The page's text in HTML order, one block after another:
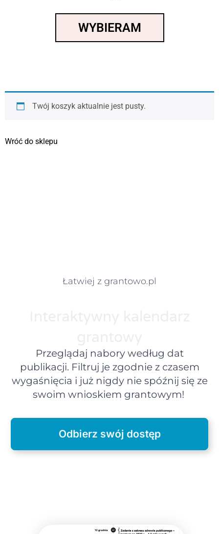
WYBIERAM
Twój koszyk aktualnie jest pusty.
Wróć do sklepu
Łatwiej z grantowo.pl
Przeglądaj nabory według dat
publikacji. Filtruj je zgodnie z czasem
wygaśnięcia i już nigdy nie spóźnij się ze
swoim wnioskiem grantowym!
Odbierz swój dostęp